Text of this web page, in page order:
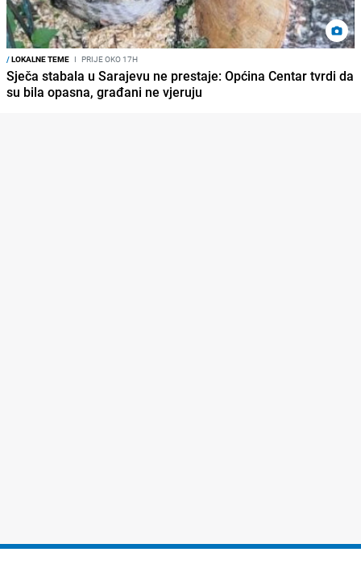
/LOKALNE TEME I PRIJE OKO 17H
Sječa stabala u Sarajevu ne prestaje: Općina Centar tvrdi da
su bila opasna, građani ne vjeruju